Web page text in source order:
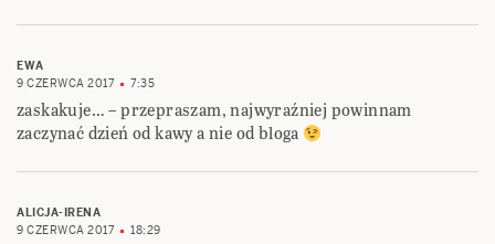
EWA
9 CZERWCA 2017
7:35
zaskakuje… – przepraszam, najwyraźniej powinnam
zaczynać dzień od kawy a nie od bloga
ALICJA-IRENA
9 CZERWCA 2017
18:29